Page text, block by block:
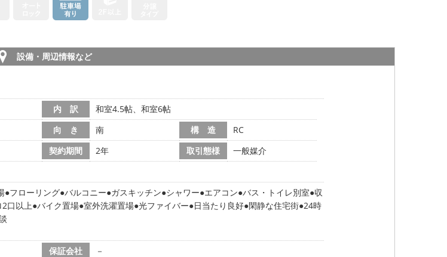
設備・周辺情報など
内 訳
和室4.5帖、和室6帖
向 き 南 構 造
RC
契約期間 2年 取引態様
一般媒介
フローリング バルコニー ガスキッチン シャワー エアコン バス・トイレ別室 収
2口以上 バイク置場 室外洗濯置場 光ファイバー 日当たり良好 閑静な住宅街 24時
保証会社
－